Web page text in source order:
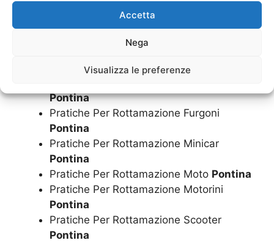
Accetta
Nega
Visualizza le preferenze
Pratiche Per Rottamazione Auto
Pratiche Per Rottamazione Camion
Pontina
Pontina
Pratiche Per Rottamazione Furgoni
Pontina
Pratiche Per Rottamazione Minicar
Pontina
Pratiche Per Rottamazione Moto Pontina
Pratiche Per Rottamazione Motorini
Pontina
Pratiche Per Rottamazione Scooter
Pontina